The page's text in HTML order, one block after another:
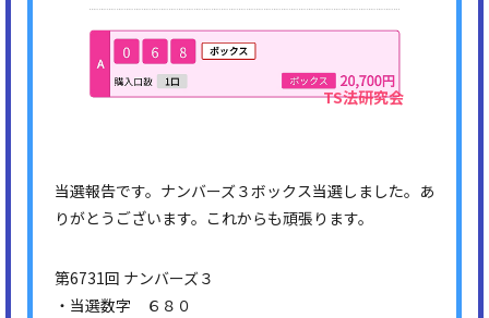
当選報告です。ナンバーズ３ボックス当選しました。あ
りがとうございます。これからも頑張ります。
第6731回 ナンバーズ３
・当選数字 ６８０